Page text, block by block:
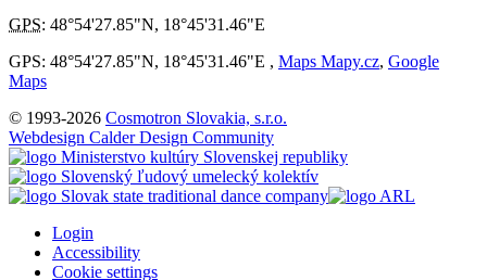
GPS: 48°54'27.85"N, 18°45'31.46"E
GPS: 48°54'27.85"N, 18°45'31.46"E , Maps Mapy.cz, Google
Maps
© 1993-2026 Cosmotron Slovakia, s.r.o.
Webdesign Calder Design Community
Login
Accessibility
Cookie settings